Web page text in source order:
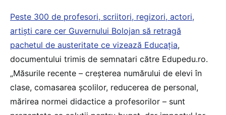
Peste 300 de profesori, scriitori, regizori, actori,
artiști care cer Guvernului Bolojan să retragă
pachetul de austeritate ce vizează Educația,
documentului trimis de semnatari către Edupedu.ro.
„Măsurile recente – creșterea numărului de elevi în
clase, comasarea școlilor, reducerea de personal,
mărirea normei didactice a profesorilor – sunt